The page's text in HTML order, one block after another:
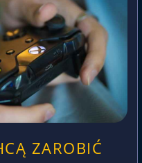
ZAROBIĆ